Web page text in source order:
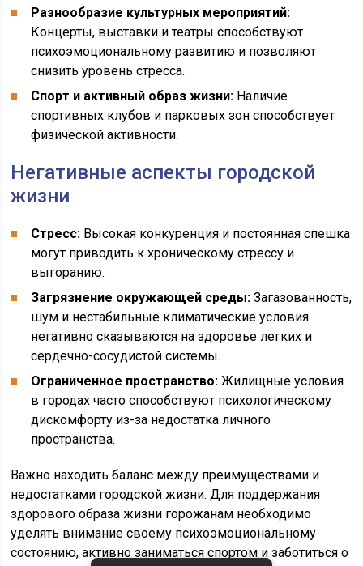
Разнообразие культурных мероприятий:
Концерты, выставки и театры способствуют
психоэмоциональному развитию и позволяют
снизить уровень стресса.
Спорт и активный образ жизни: Наличие
спортивных клубов и парковых зон способствует
физической активности.
Негативные аспекты городской
жизни
Стресс: Высокая конкуренция и постоянная спешка
могут приводить к хроническому стрессу и
выгоранию.
Загрязнение окружающей среды: Загазованность,
шум и нестабильные климатические условия
негативно сказываются на здоровье легких и
сердечно-сосудистой системы.
Ограниченное пространство: Жилищные условия
в городах часто способствуют психологическому
дискомфорту из-за недостатка личного
пространства.
Важно находить баланс между преимуществами и
недостатками городской жизни. Для поддержания
здорового образа жизни горожанам необходимо
уделять внимание своему психоэмоциональному
состоянию, активно заниматься спортом и заботиться о